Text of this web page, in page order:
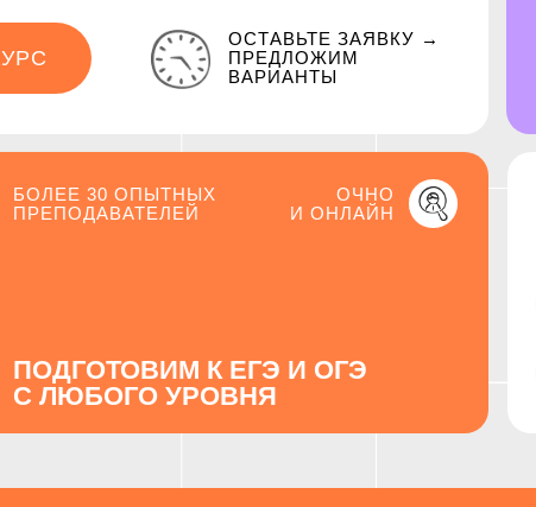
БОЛЕЕ 30 ОПЫТНЫХ
ПРЕПОДАВАТЕЛЕЙ
ОЧНО
И ОНЛАЙН
ПОДГОТОВИМ К ЕГЭ И ОГЭ
С ЛЮБОГО УРОВНЯ
ОСТАВЬТЕ ЗАЯВКУ →
ПРЕДЛОЖИМ
ВАРИАНТЫ